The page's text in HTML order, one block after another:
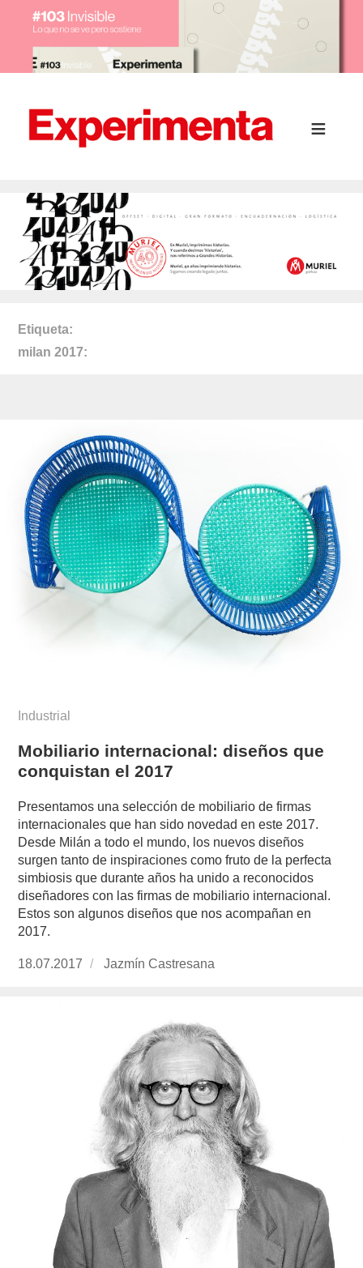
Etiqueta
milan 2017
Industrial
Mobiliario internacional: diseños que
conquistan el 2017
Presentamos una selección de mobiliario de firmas
internacionales que han sido novedad en este 2017.
Desde Milán a todo el mundo, los nuevos diseños
surgen tanto de inspiraciones como fruto de la perfecta
simbiosis que durante años ha unido a reconocidos
diseñadores con las firmas de mobiliario internacional.
Estos son algunos diseños que nos acompañan en
2017.
Publicado
18.07.2017
https://www.experimenta.es/author/jazmin-
Jazmín Castresana